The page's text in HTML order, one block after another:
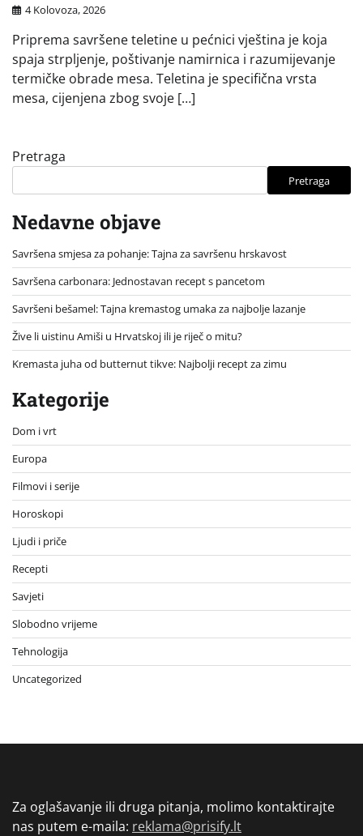
4 Kolovoza, 2026
Priprema savršene teletine u pećnici vještina je koja
spaja strpljenje, poštivanje namirnica i razumijevanje
termičke obrade mesa. Teletina je specifična vrsta
mesa, cijenjena zbog svoje […]
Pretraga
Pretraga
Nedavne objave
Savršena smjesa za pohanje: Tajna za savršenu hrskavost
Savršena carbonara: Jednostavan recept s pancetom
Savršeni bešamel: Tajna kremastog umaka za najbolje lazanje
Žive li uistinu Amiši u Hrvatskoj ili je riječ o mitu?
Kremasta juha od butternut tikve: Najbolji recept za zimu
Kategorije
Dom i vrt
Europa
Filmovi i serije
Horoskopi
Ljudi i priče
Recepti
Savjeti
Slobodno vrijeme
Tehnologija
Uncategorized
Za oglašavanje ili druga pitanja, molimo kontaktirajte
nas putem e-maila: reklama@prisify.lt